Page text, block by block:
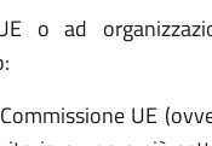
o ad
UE